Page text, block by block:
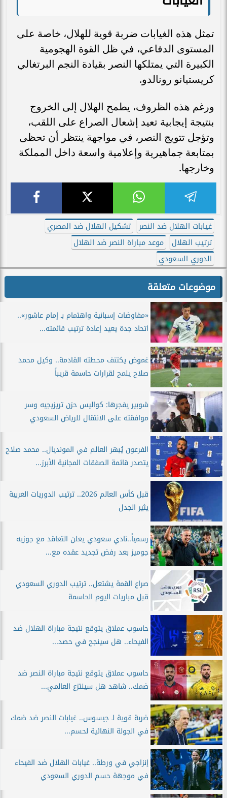
تمثل هذه الغيابات ضربة قوية للهلال، خاصة على
المستوى الدفاعي، في ظل القوة الهجومية
الكبيرة التي يمتلكها النصر بقيادة النجم البرتغالي
كريستيانو رونالدو.
ورغم هذه الظروف، يطمح الهلال إلى الخروج
بنتيجة إيجابية تعيد إشعال الصراع على اللقب،
وتؤجل تتويج النصر، في مواجهة ينتظر أن تحظى
بمتابعة جماهيرية وإعلامية واسعة داخل المملكة
وخارجها.
غيابات الهلال ضد النصر
تشكيل الهلال ضد المصري
ترتيب الهلال
موعد مباراة النصر ضد الهلال
الدوري السعودي
موضوعات متعلقة
«مفاوضات إسبانية واهتمام بـ إمام عاشور»..
اتحاد جدة يعيد إعادة ترتيب قائمته...
غموض يكتنف محطته القادمة.. وكيل محمد
صلاح يلمح لقرارات حاسمة قريباً
شوبير يفجرها: كواليس حزن تريزيجيه وسر
موافقته على الانتقال للرياض السعودي
الفرعون يُبهر العالم في المونديال.. محمد صلاح
يتصدر قائمة الصفقات المجانية الأبرز...
قبل كأس العالم 2026.. ترتيب الدوريات العربية
يثير الجدل
رسمياً..نادي سعودي يعلن التعاقد مع جوزيه
جوميز بعد رفض تجديد عقده مع...
صراع القمة يشتعل.. ترتيب الدوري السعودي
قبل مباريات اليوم الحاسمة
حاسوب عملاق يتوقع نتيجة مباراة الهلال ضد
الفيحاء.. هل سينجح في حصد...
حاسوب عملاق يتوقع نتيجة مباراة النصر ضد
ضمك.. شاهد هل سينتزع العالمي...
ضربة قوية لـ جيسوس.. غيابات النصر ضد ضمك
في الجولة النهائية لحسم...
إنزاجي في ورطة.. غيابات الهلال ضد الفيحاء
في موجهة حسم الدوري السعودي